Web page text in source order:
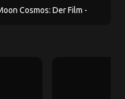
Cosmos: Der Film -